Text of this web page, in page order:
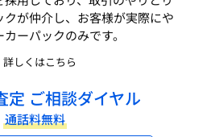
が仲介し、お客様が実際にや
ーパックのみです。
詳しくはこちら
定 ご相談ダイヤル
通話料無料